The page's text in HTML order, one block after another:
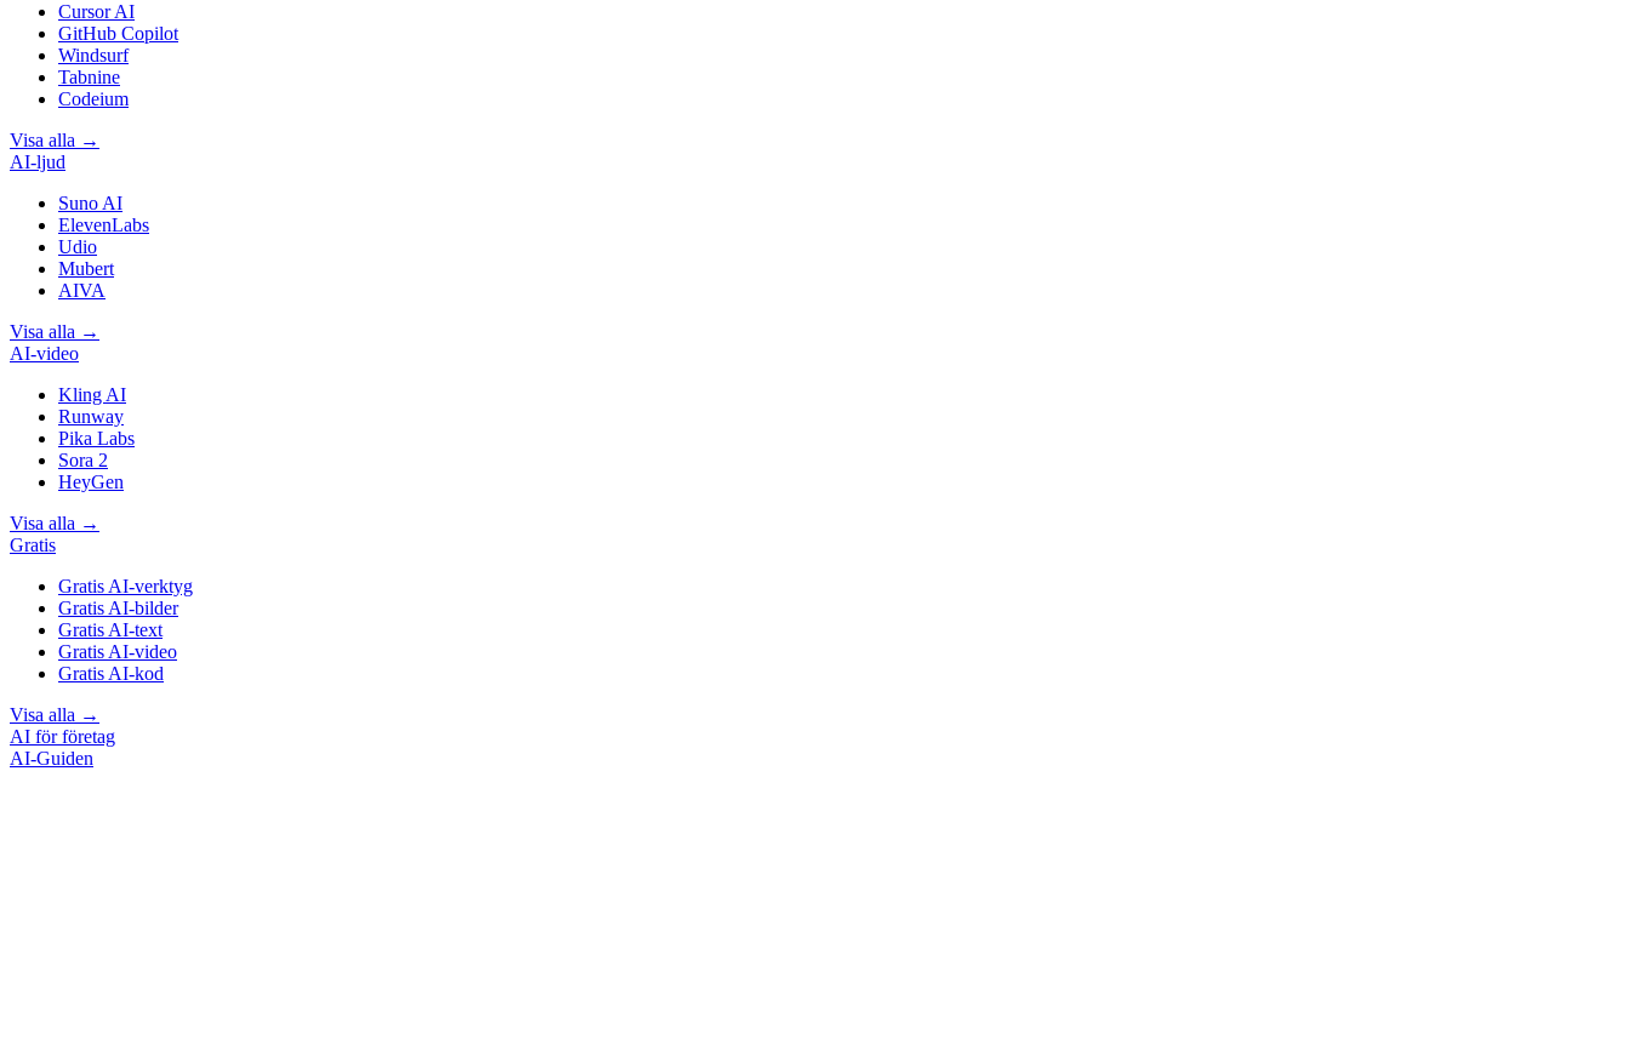
Cursor AI
GitHub Copilot
Windsurf
Tabnine
Codeium
Visa alla →
AI-ljud
Suno AI
ElevenLabs
Udio
Mubert
AIVA
Visa alla →
AI-video
Kling AI
Runway
Pika Labs
Sora 2
HeyGen
Visa alla →
Gratis
Gratis AI-verktyg
Gratis AI-bilder
Gratis AI-text
Gratis AI-video
Gratis AI-kod
Visa alla →
AI för företag
AI-Guiden